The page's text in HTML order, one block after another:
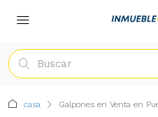
casa Galpones en Venta en